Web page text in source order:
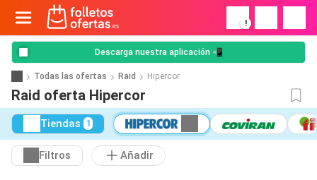
!
Descarga nuestra aplicación 📲
Todas las ofertas Raid Hipercor
Raid oferta Hipercor
Tiendas 1
Filtros Añadir